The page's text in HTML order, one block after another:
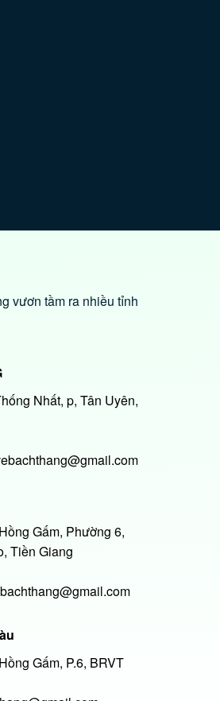
vươn tầm ra nhiều tỉnh
Nhất, p, Tân Uyên,
Gấm, Phường 6,
Tiền Giang
Gấm, P.6, BRVT